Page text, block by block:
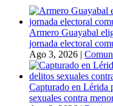
Armero Guayabal
jornada electoral
Ago 3, 2026 |
Capturado en Lérida
sexuales contra